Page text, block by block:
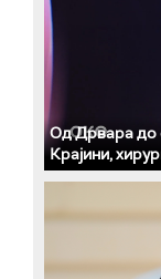
Од Дрвара до
Крајини,